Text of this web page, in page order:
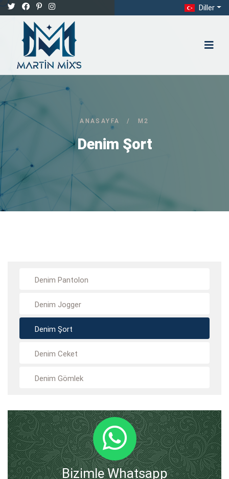
Diller
ANASAYFA / M2
Denim Şort
Denim Pantolon
Denim Jogger
Denim Şort
Denim Ceket
Denim Gömlek
Bizimle Whatsapp